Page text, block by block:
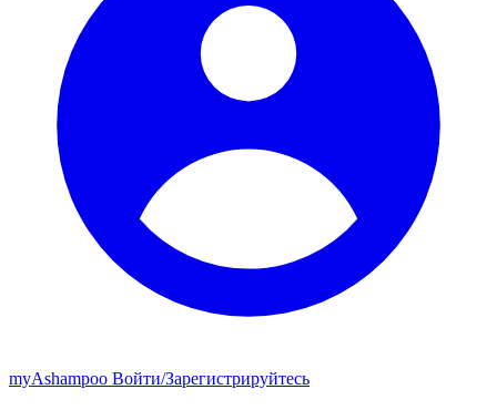
myAshampoo Войти/Зарегистрируйтесь